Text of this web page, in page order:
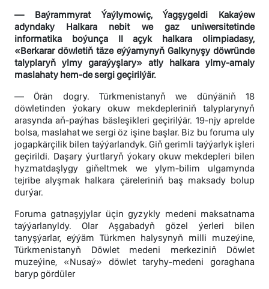
— Baýrammyrat Ýaýlymowiç, Ýagşygeldi Kakaýew
adyndaky Halkara nebit we gaz uniwersitetinde
informatika boýunça II açyk halkara olimpiadasy,
«Berkarar döwletiň täze eýýamynyň Galkynyşy döwründe
talyplaryň ylmy garaýyşlary» atly halkara ylmy-amaly
maslahaty hem-de sergi geçirilýär.
— Örän dogry. Türkmenistanyň we dünýäniň 18
döwletinden ýokary okuw mekdepleriniň talyplarynyň
arasynda aň-paýhas bäsleşikleri geçirilýär. 19-njy aprelde
bolsa, maslahat we sergi öz işine başlar. Biz bu foruma uly
jogapkärçilik bilen taýýarlandyk. Giň gerimli taýýarlyk işleri
geçirildi. Daşary ýurtlaryň ýokary okuw mekdepleri bilen
hyzmatdaşlygy giňeltmek we ylym-bilim ulgamynda
tejribe alyşmak halkara çäreleriniň baş maksady bolup
durýar.
Foruma gatnaşyjylar üçin gyzykly medeni maksatnama
taýýarlanyldy. Olar Aşgabadyň gözel ýerleri bilen
tanyşýarlar, eýýäm Türkmen halysynyň milli muzeýine,
Türkmenistanyň Döwlet medeni merkeziniň Döwlet
muzeýine, «Nusaý» döwlet taryhy-medeni goraghana
baryp gördüler